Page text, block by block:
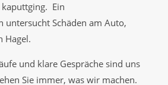
Ein
untersucht Schäden am Auto,
Hagel.
und klare Gespräche sind uns
Sie immer, was wir machen.